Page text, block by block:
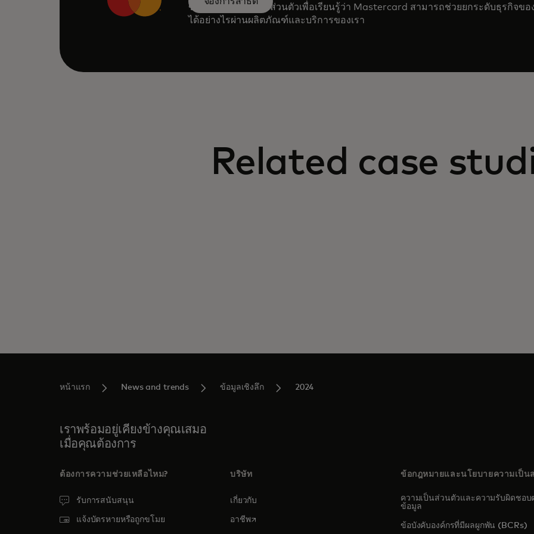
ขอรับการสาธิตแบบส่วนตัวเพื่อเรียนรู้ว่า Mastercard สามารถช่วยยกระดับธุรกิจข
ได้อย่างไรผ่านผลิตภัณฑ์และบริการของเรา
Related case
หน้าแรก News and trends ข้อมูลเชิงลึก 2024
เราพร้อมอยู่เคียงข้างคุณเสมอ
เมื่อคุณต้องการ
ต้องการความช่วยเหลือไหม?
รับการสนับสนุน
แจ้งบัตรหายหรือถูกขโมย
บริษัท
เกี่ยวกับ
อาชีพopens in a new tab
ข้อกฎหมายและนโยบายความเป็น
ความเป็นส่วนตัวและความรับผิดชอบ
ข้อมูล
ข้อบังคับองค์กรที่มีผลผูกพัน (BCRs)